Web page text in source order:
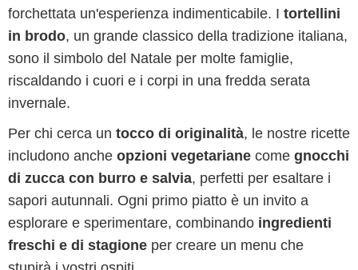
forchettata un'esperienza indimenticabile. I tortellini
in brodo, un grande classico della tradizione italiana,
sono il simbolo del Natale per molte famiglie,
riscaldando i cuori e i corpi in una fredda serata
invernale.
Per chi cerca un tocco di originalità, le nostre ricette
includono anche opzioni vegetariane come gnocchi
di zucca con burro e salvia, perfetti per esaltare i
sapori autunnali. Ogni primo piatto è un invito a
esplorare e sperimentare, combinando ingredienti
freschi e di stagione per creare un menu che